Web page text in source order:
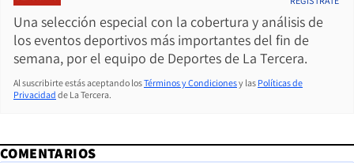
Una selección especial con la cobertura y análisis de
los eventos deportivos más importantes del fin de
semana, por el equipo de Deportes de La Tercera.
Al suscribirte estás aceptando losTérminos y Condicionesy las Políticas de
Privacidad de La Tercera.
COMENTARIOS